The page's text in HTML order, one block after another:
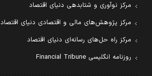
مرکز نوآوری و شتابدهی دنیای اقتصاد
مرکز پژوهش‌های مالی و اقتصادی دنیای اقتصاد
مرکز راه حل‌های رسانه‌ای دنیای اقتصاد
روزنامه انگلیسی Financial Tribune